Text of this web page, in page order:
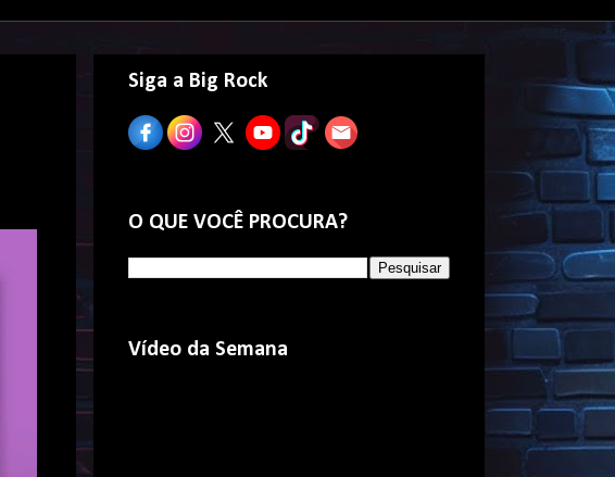
Siga a Big Rock
O QUE VOCÊ PROCURA?
Vídeo da Semana